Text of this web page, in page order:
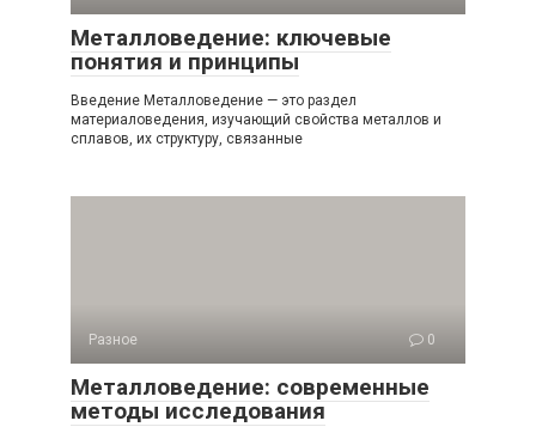
Металловедение: ключевые
понятия и принципы
Введение Металловедение — это раздел
материаловедения, изучающий свойства металлов и
сплавов, их структуру, связанные
Разное 0
Металловедение: современные
методы исследования